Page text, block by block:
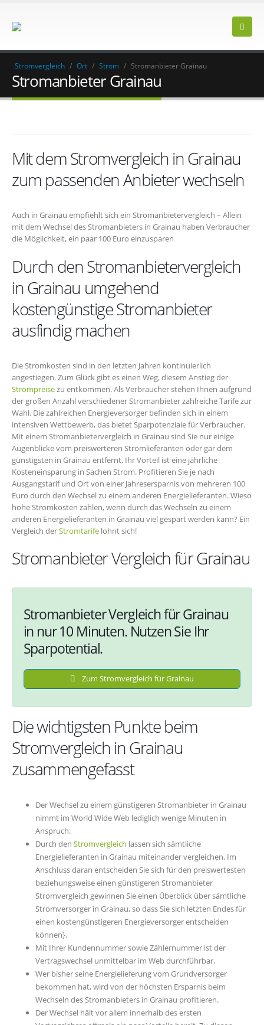
Stromvergleich / Ort / Strom / Stromanbieter Grainau
Stromanbieter Grainau
Mit dem Stromvergleich in Grainau
zum passenden Anbieter wechseln
Auch in Grainau empfiehlt sich ein Stromanbietervergleich – Allein
mit dem Wechsel des Stromanbieters in Grainau haben Verbraucher
die Möglichkeit, ein paar 100 Euro einzusparen
Durch den Stromanbietervergleich
in Grainau umgehend
kostengünstige Stromanbieter
ausfindig machen
Die Stromkosten sind in den letzten Jahren kontinuierlich
angestiegen. Zum Glück gibt es einen Weg, diesem Anstieg der
Strompreisezu entkommen. Als Verbraucher stehen Ihnen aufgrund
der großen Anzahl verschiedener Stromanbieter zahlreiche Tarife zur
Wahl. Die zahlreichen Energieversorger befinden sich in einem
intensiven Wettbewerb, das bietet Sparpotenziale für Verbraucher.
Mit einem Stromanbietervergleich in Grainau sind Sie nur einige
Augenblicke vom preiswerteren Stromlieferanten oder gar dem
günstigsten in Grainau entfernt. Ihr Vorteil ist eine jährliche
Kosteneinsparung in Sachen Strom. Profitieren Sie je nach
Ausgangstarif und Ort von einer Jahresersparnis von mehreren 100
Euro durch den Wechsel zu einem anderen Energielieferanten. Wieso
hohe Stromkosten zahlen, wenn durch das Wechseln zu einem
anderen Energielieferanten in Grainau viel gespart werden kann? Ein
Vergleich derStromtarife lohnt sich!
Stromanbieter Vergleich für Grainau
Stromanbieter Vergleich für Grainau
in nur 10 Minuten. Nutzen Sie Ihr
Sparpotential.
Zum Stromvergleich für Grainau
Die wichtigsten Punkte beim
Stromvergleich in Grainau
zusammengefasst
Der Wechsel zu einem günstigeren Stromanbieter in Grainau
nimmt im World Wide Web lediglich wenige Minuten in
Anspruch.
Durch den Stromvergleich lassen sich sämtliche
Energielieferanten in Grainau miteinander vergleichen. Im
Anschluss daran entscheiden Sie sich für den preiswertesten
beziehungsweise einen günstigeren Stromanbieter
Stromvergleich gewinnen Sie einen Überblick über sämtliche
Stromversorger in Grainau, so dass Sie sich letzten Endes für
einen kostengünstigeren Energieversorger entscheiden
können}.
Mit Ihrer Kundennummer sowie Zählernummer ist der
Vertragswechsel unmittelbar im Web durchführbar.
Wer bisher seine Energielieferung vom Grundversorger
bekommen hat, wird von der höchsten Ersparnis beim
Wechseln des Stromanbieters in Grainau profitieren.
Der Wechsel hält vor allem innerhalb des ersten